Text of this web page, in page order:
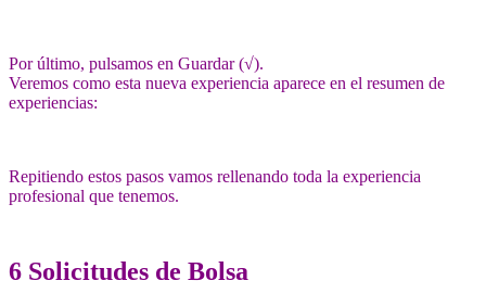
Por último, pulsamos en Guardar (√).
Veremos como esta nueva experiencia aparece en el resumen de
experiencias:
Repitiendo estos pasos vamos rellenando toda la experiencia
profesional que tenemos.
6 Solicitudes de Bolsa